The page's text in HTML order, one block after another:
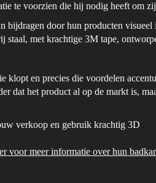
te voorzien die hij nodig heeft om
bijdragen door hun producten visueel
met krachtige 3M tape,
klopt en precies die voordelen
dat het product al op de markt is,
verkoop en gebruik krachtig 3D
voor meer informatie over hun